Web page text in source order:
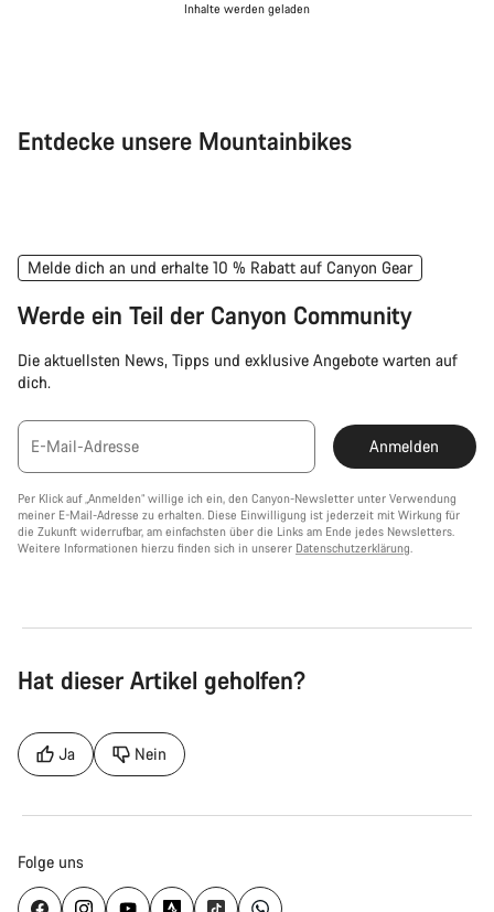
Inhalte werden geladen
Entdecke unsere Mountainbikes
Melde dich an und erhalte 10 % Rabatt auf Canyon Gear
Werde ein Teil der Canyon Community
Die aktuellsten News, Tipps und exklusive Angebote warten auf
dich.
E-Mail-Adresse Anmelden
Per Klick auf „Anmelden“ willige ich ein, den Canyon-Newsletter unter Verwendung
meiner E-Mail-Adresse zu erhalten. Diese Einwilligung ist jederzeit mit Wirkung für
die Zukunft widerrufbar, am einfachsten über die Links am Ende jedes Newsletters.
Weitere Informationen hierzu finden sich in unserer Datenschutzerklärung.
Hat dieser Artikel geholfen?
Ja Nein
Folge uns